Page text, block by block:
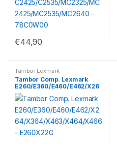
€44,90
Tambor Lexmark
Tambor Comp. Lexmark
E260/E360/E460/E462/X26
4/X364/X463/X464/X466 –
E260X22G